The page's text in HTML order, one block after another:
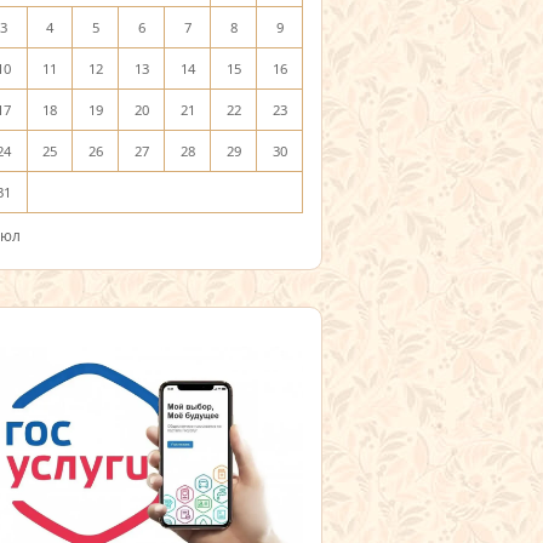
3 4 5 6 7 8 9
11 12 13 14 15 16
18 19 20 21 22 23
25 26 27 28 29 30